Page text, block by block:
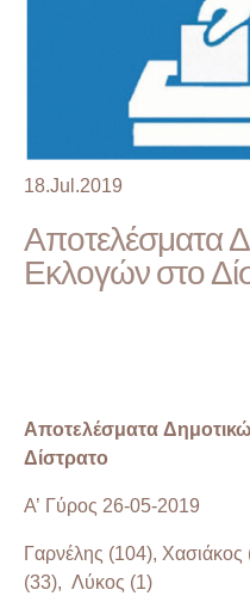
18.Jul.2019
Αποτελέσματα
Εκλογών στο
Αποτελέσματα
Δίστρατο
Α’ Γύρος 26-05-2019
Γαρνέλης (104), Χασιάκος
(33), Λύκος (1)